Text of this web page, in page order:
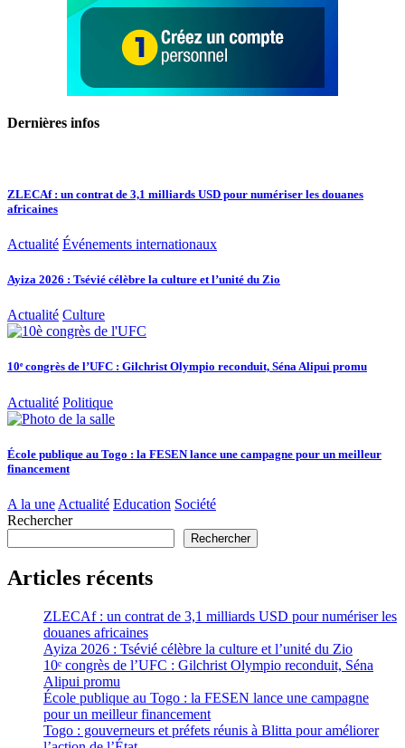
Dernières infos
ZLECAf : un contrat de 3,1 milliards USD pour numériser les douanes
africaines
Actualité Événements internationaux
Ayiza 2026 : Tsévié célèbre la culture et l’unité du Zio
Actualité Culture
10ᵉ congrès de l’UFC : Gilchrist Olympio reconduit, Séna Alipui promu
Actualité Politique
École publique au Togo : la FESEN lance une campagne pour un meilleur
financement
A la une Actualité Education Société
Rechercher
Rechercher
Articles récents
ZLECAf : un contrat de 3,1 milliards USD pour numériser les
douanes africaines
Ayiza 2026 : Tsévié célèbre la culture et l’unité du Zio
10ᵉ congrès de l’UFC : Gilchrist Olympio reconduit, Séna
Alipui promu
École publique au Togo : la FESEN lance une campagne
pour un meilleur financement
Togo : gouverneurs et préfets réunis à Blitta pour améliorer